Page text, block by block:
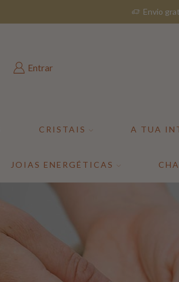
Envio
Entrar
CRISTAIS A TUA
JOIAS ENERGÉTICAS